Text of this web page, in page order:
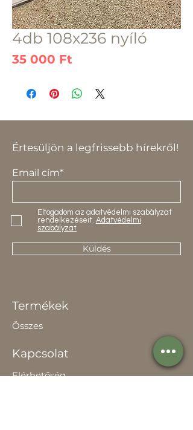
4db 108x236 nyíló
35 000 Ft
Értesüljön a legfrissebb hírekről!
Email cím*
Elfogadom az adatvédelmi szabályzat
rendelkezéseit. Adatvédelmi
szabályzat
Küldés
Termékek
Összes
Kapcsolat
Elérhetőség